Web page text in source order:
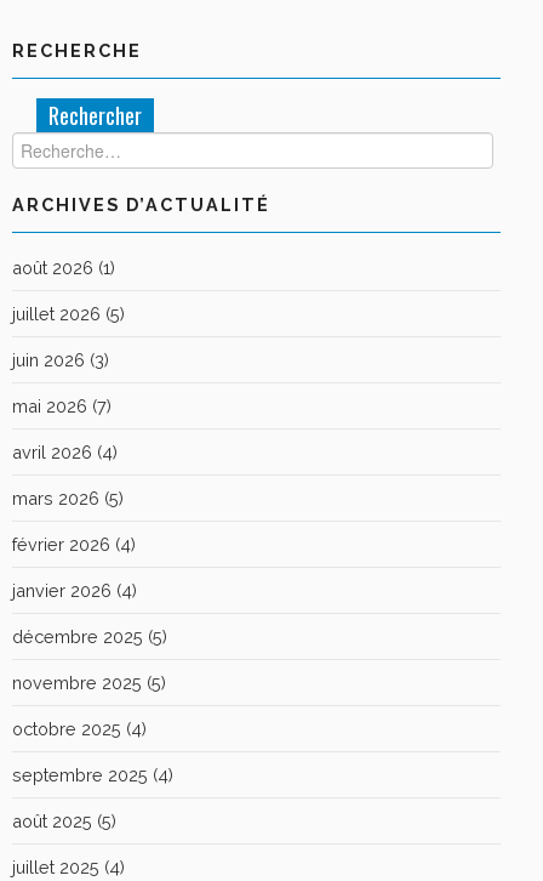
RECHERCHE
Rechercher :
ARCHIVES D’ACTUALITÉ
août 2026 (1)
juillet 2026 (5)
juin 2026 (3)
mai 2026 (7)
avril 2026 (4)
mars 2026 (5)
février 2026 (4)
janvier 2026 (4)
décembre 2025 (5)
novembre 2025 (5)
octobre 2025 (4)
septembre 2025 (4)
août 2025 (5)
juillet 2025 (4)